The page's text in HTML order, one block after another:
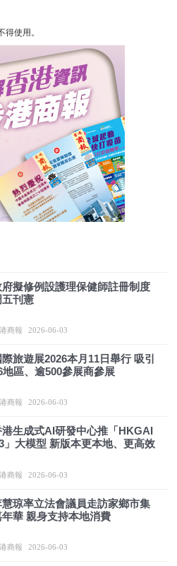
使用。
府擬修例設護理保健師註冊制度
五刊憲
商報 2026-06-03
際旅遊展2026本月11日舉行 吸引
地區、逾500參展商參展
商報 2026-06-03
港生成式AI研發中心推「HKGAI
」大模型 新版本更本地、更高效
商報 2026-06-03
慧琼率立法會議員走訪家鄉市集
年華 親身支持本地消費
商報 2026-06-03